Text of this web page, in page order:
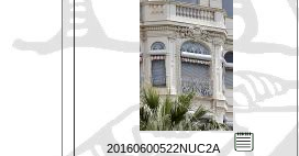
20160600522NUC2A